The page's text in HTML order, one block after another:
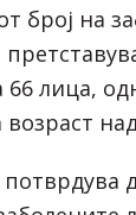
број на
66 лица,
потврдува